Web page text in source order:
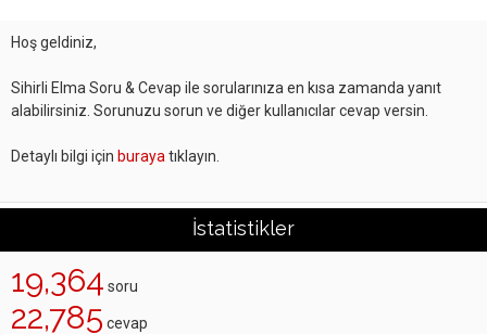
Hoş geldiniz,
Sihirli Elma Soru & Cevap ile sorularınıza en kısa zamanda yanıt
alabilirsiniz. Sorunuzu sorun ve diğer kullanıcılar cevap versin.
Detaylı bilgi için buraya tıklayın.
İstatistikler
19,364 soru
22,785 cevap